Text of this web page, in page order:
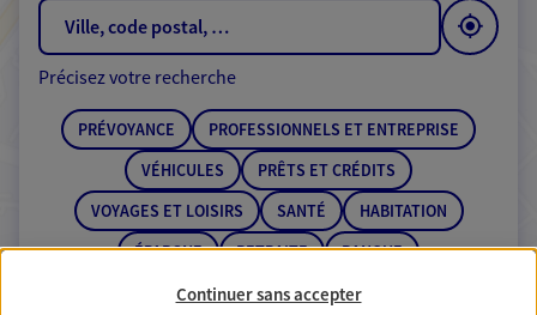
RECHERCHER
Précisez votre recherche
PRÉVOYANCE
PROFESSIONNELS ET ENTREPRISE
VÉHICULES
PRÊTS ET CRÉDITS
VOYAGES ET LOISIRS
SANTÉ
HABITATION
ÉPARGNE
RETRAITE BANQUE
Continuer sans accepter